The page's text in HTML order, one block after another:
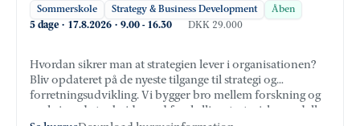
Sommerskole Strategy & Business Development Åben
5 dage · 17.8.2026 · 9.00 - 16.30 DKK 29.000
Hvordan sikrer man at strategien lever i organisationen?
Bliv opdateret på de nyeste tilgange til strategi og
forretningsudvikling. Vi bygger bro mellem forskning og
praksis ved at arbejde med forskellige strategiske modeller